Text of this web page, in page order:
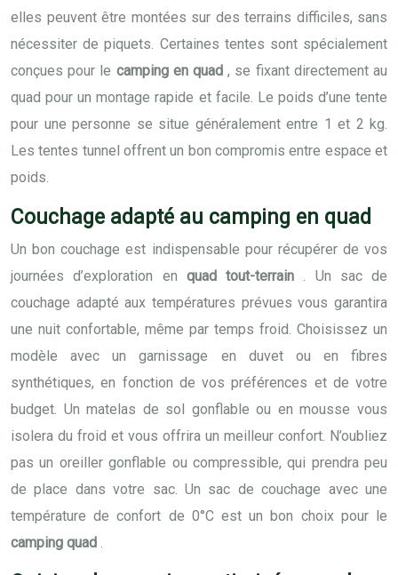
elles peuvent être montées sur des terrains difficiles, sans
nécessiter de piquets. Certaines tentes sont spécialement
conçues pour le camping en quad, se fixant directement au
quad pour un montage rapide et facile. Le poids d’une tente
pour une personne se situe généralement entre 1 et 2 kg.
Les tentes tunnel offrent un bon compromis entre espace et
poids.
Couchage adapté au camping en quad
Un bon couchage est indispensable pour récupérer de vos
journées d’exploration en quad tout-terrain
. Un sac de
couchage adapté aux températures prévues vous garantira
une nuit confortable, même par temps froid. Choisissez un
modèle avec un garnissage en duvet ou en fibres
synthétiques, en fonction de vos préférences et de votre
budget. Un matelas de sol gonflable ou en mousse vous
isolera du froid et vous offrira un meilleur confort. N’oubliez
pas un oreiller gonflable ou compressible, qui prendra peu
de place dans votre sac. Un sac de couchage avec une
température de confort de 0°C est un bon choix pour le
camping quad